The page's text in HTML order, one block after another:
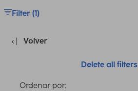
Filter (1)
Volver
Delete all filters
Ordenar por: